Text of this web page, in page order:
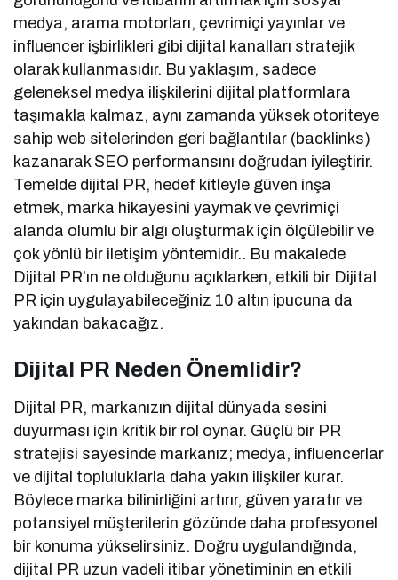
medya, arama motorları, çevrimiçi yayınlar ve
influencer işbirlikleri gibi dijital kanalları stratejik
olarak kullanmasıdır. Bu yaklaşım, sadece
geleneksel medya ilişkilerini dijital platformlara
taşımakla kalmaz, aynı zamanda yüksek otoriteye
sahip web sitelerinden geri bağlantılar (backlinks)
kazanarak SEO performansını doğrudan iyileştirir.
Temelde dijital PR, hedef kitleyle güven inşa
etmek, marka hikayesini yaymak ve çevrimiçi
alanda olumlu bir algı oluşturmak için ölçülebilir ve
çok yönlü bir iletişim yöntemidir.. Bu makalede
Dijital PR’ın ne olduğunu açıklarken, etkili bir Dijital
PR için uygulayabileceğiniz 10 altın ipucuna da
yakından bakacağız.
Dijital PR Neden Önemlidir?
Dijital PR, markanızın dijital dünyada sesini
duyurması için kritik bir rol oynar. Güçlü bir PR
stratejisi sayesinde markanız; medya, influencerlar
ve dijital topluluklarla daha yakın ilişkiler kurar.
Böylece marka bilinirliğini artırır, güven yaratır ve
potansiyel müşterilerin gözünde daha profesyonel
bir konuma yükselirsiniz. Doğru uygulandığında,
dijital PR uzun vadeli itibar yönetiminin en etkili